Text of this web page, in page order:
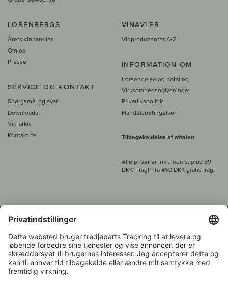
LOBENBERGS
Årets vinhandler
Om os
Presse
SERVICE OG KONTAKT
Spørgsmål og svar
Downloads
Vin-arkiv
Kontakt os
VINAVLER
Vinproducenter A-Z
INFORMATION OM
Forsendelse og betaling
Virksomhedsoplysninger
Privatlivspolitik
Handelsbetingelser
Tilbagekaldelse af aftalen
Alle priser er inkl. moms, plus 39
DKK i fragt- fra 450 DKK gratis fragt
Kundeservice:
+49 421 696 797-0
1.000 vinavlere –
Over 7.000 vine
Vinhandler